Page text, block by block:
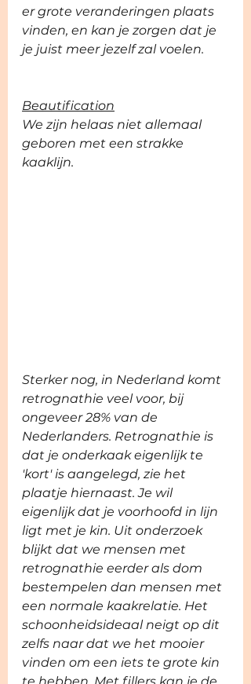
er grote veranderingen plaats
vinden, en kan je zorgen dat je
je juist meer jezelf zal voelen.
Beautification
We zijn helaas niet allemaal
geboren met een strakke
kaaklijn.
Sterker nog, in Nederland komt
retrognathie veel voor, bij
ongeveer 28% van de
Nederlanders. Retrognathie is
dat je onderkaak eigenlijk te
'kort' is aangelegd, zie het
plaatje hiernaast. Je wil
eigenlijk dat je voorhoofd in lijn
ligt met je kin. Uit onderzoek
blijkt dat we mensen met
retrognathie eerder als dom
bestempelen dan mensen met
een normale kaakrelatie. Het
schoonheidsideaal neigt op dit
zelfs naar dat we het mooier
vinden om een iets te grote kin